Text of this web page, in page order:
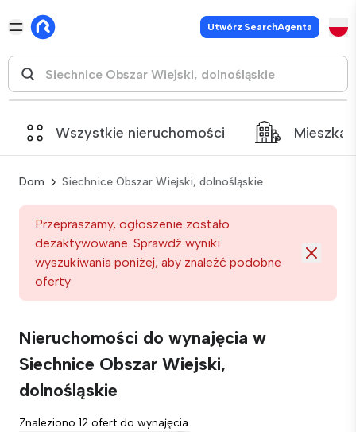
Utwórz SearchAgenta
Wszystkie nieruchomości
Dom Siechnice Obszar Wiejski, dolnośląskie
Przepraszamy, ogłoszenie zostało
dezaktywowane. Sprawdź wyniki
wyszukiwania poniżej, aby znaleźć podobne
oferty
Nieruchomości do wynajęcia w
Siechnice Obszar Wiejski,
dolnośląskie
Znaleziono 12 ofert do wynajęcia